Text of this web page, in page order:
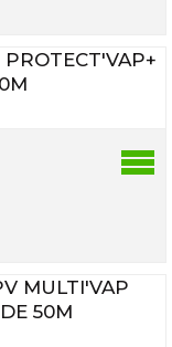
MULTI'VAP
50M